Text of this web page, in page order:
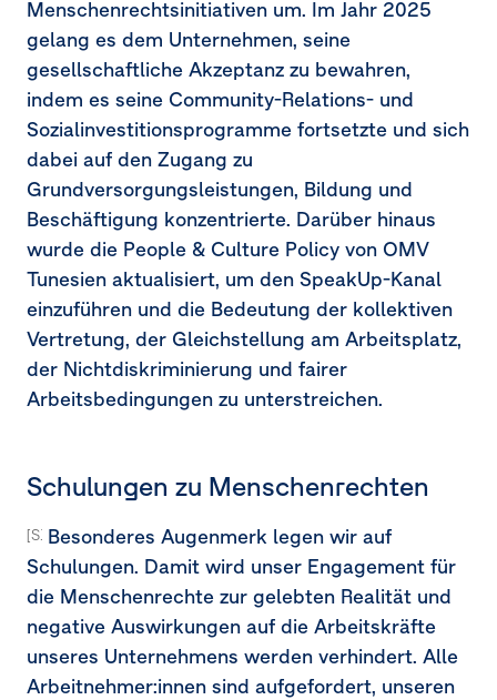
Menschenrechtsinitiativen um. Im Jahr 2025
gelang es dem Unternehmen, seine
gesellschaftliche Akzeptanz zu bewahren,
indem es seine Community-Relations- und
Sozialinvestitionsprogramme fortsetzte und sich
dabei auf den Zugang zu
Grundversorgungsleistungen, Bildung und
Beschäftigung konzentrierte. Darüber hinaus
wurde die People & Culture Policy von OMV
Tunesien aktualisiert, um den SpeakUp-Kanal
einzuführen und die Bedeutung der kollektiven
Vertretung, der Gleichstellung am Arbeitsplatz,
der Nichtdiskriminierung und fairer
Arbeitsbedingungen zu unterstreichen.
Schulungen zu Menschenrechten
[S1-4.37] [S1-4.38a] [MDR-A-68a-68c]
Besonderes Augenmerk legen wir auf
Schulungen. Damit wird unser Engagement für
die Menschenrechte zur gelebten Realität und
negative Auswirkungen auf die Arbeitskräfte
unseres Unternehmens werden verhindert. Alle
Arbeitnehmer:innen sind aufgefordert, unseren